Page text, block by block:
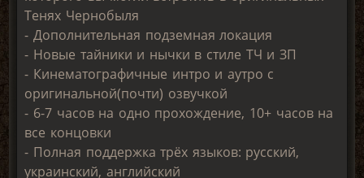
Тенях Чернобыля
- Дополнительная подземная локация
- Новые тайники и нычки в стиле ТЧ и ЗП
- Кинематографичные интро и аутро с
оригинальной(почти) озвучкой
- 6-7 часов на одно прохождение, 10+ часов на
все концовки
- Полная поддержка трёх языков: русский,
украинский, английский